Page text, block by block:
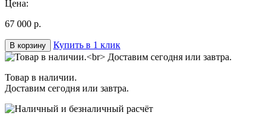
Цена:
67 000 р.
В корзину Купить в 1 клик
Товар в наличии.
Доставим сегодня или завтра.